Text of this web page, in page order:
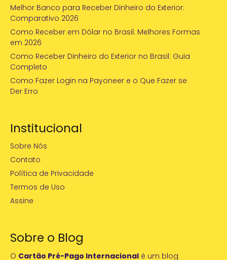
Melhor Banco para Receber Dinheiro do Exterior:
Comparativo 2026
Como Receber em Dólar no Brasil: Melhores Formas
em 2026
Como Receber Dinheiro do Exterior no Brasil: Guia
Completo
Como Fazer Login na Payoneer e o Que Fazer se
Der Erro
Institucional
Sobre Nós
Contato
Política de Privacidade
Termos de Uso
Assine
Sobre o Blog
O Cartão Pré-Pago Internacional é um blog